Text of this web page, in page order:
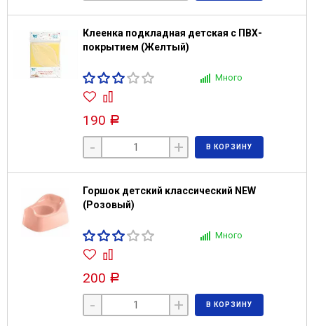
Клеенка подкладная детская с ПВХ-
покрытием (Желтый)
Много
190 Р
- + В КОРЗИНУ
Горшок детский классический NEW
(Розовый)
Много
200 Р
- + В КОРЗИНУ